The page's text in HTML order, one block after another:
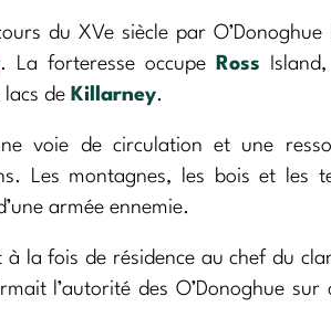
du XVe siècle par O’Donoghue
. La forteresse occupe Ross
de Killarney.
voie de circulation et une
Les montagnes, les bois et les
armée ennemie.
la fois de résidence au chef du
l’autorité des O’Donoghue sur